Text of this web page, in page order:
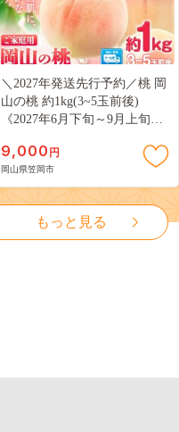
＼2027年発送先行予約／桃 岡
山の桃 約1kg(3~5玉前後)
《2027年6月下旬～9月上旬頃
岡山 はくとう スイーツ フル
ーツ 果物 デザート 旬 モモ も
も 先行予約 送料無料 果物 岡
山県 笠岡市 清水白桃 白鳳 白
麗 クール便---
kasaoka_zsy_419_100---
9,000 円
岡山県笠岡市
もっと見る